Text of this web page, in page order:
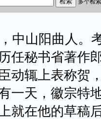
山阳曲人。
任秘书省著作
动辄上表称贺
一天，徽宗特
就在他的草稿